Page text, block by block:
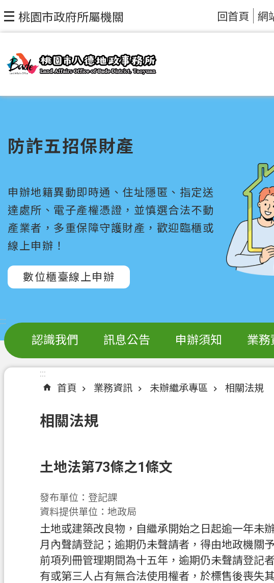
桃園市政府所屬機關 回首頁 網
防詐五招保財產
申辦地籍異動即時通、住址隱匿、指定送
達處所、電子產權憑證，並慎選合法不動
產業者，多重保障守護財產，歡迎臨櫃或
線上申辦！
數位櫃臺線上申辦
:::
認識我們 訊息公告 申辦須知 業務
:::
首頁
業務資訊 未辦繼承專區 相關法規
相關法規
土地法第73條之1條文
發布單位：登記課
資料提供單位：地政局
土地或建築改良物，自繼承開始之日起逾一年未
月內聲請登記；逾期仍未聲請者，得由地政機關
前項列冊管理期間為十五年，逾期仍未聲請登記
有或第三人占有無合法使用權者，於標售後喪失